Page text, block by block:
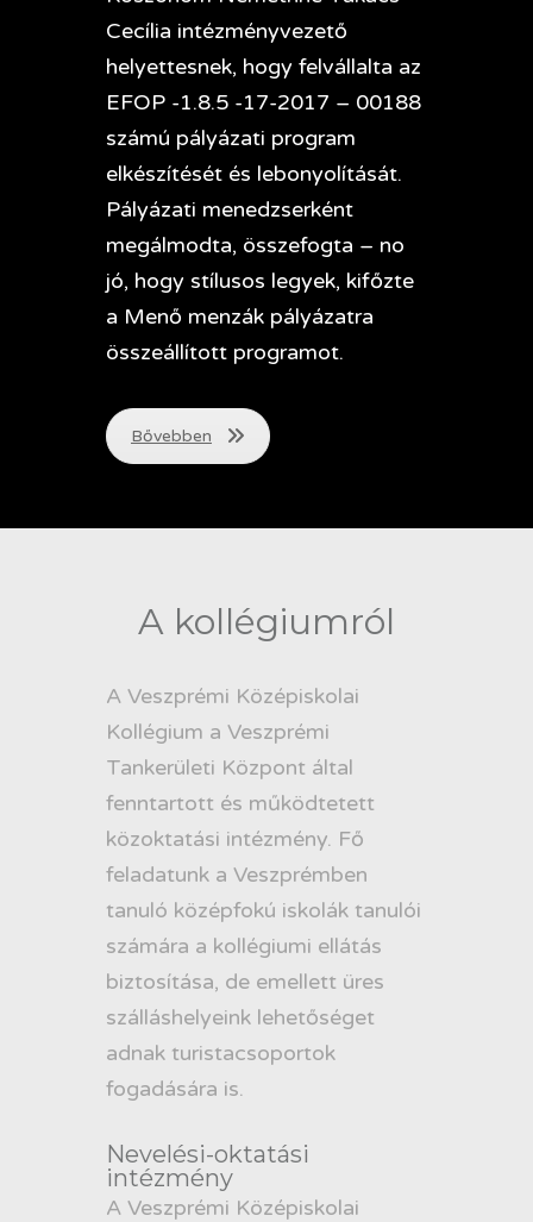
Cecília intézményvezető
helyettesnek, hogy felvállalta az
EFOP -1.8.5 -17-2017 – 00188
számú pályázati program
elkészítését és lebonyolítását.
Pályázati menedzserként
megálmodta, összefogta – no
jó, hogy stílusos legyek, kifőzte
a Menő menzák pályázatra
összeállított programot.
Bővebben
A kollégiumról
A Veszprémi Középiskolai
Kollégium a Veszprémi
Tankerületi Központ által
fenntartott és működtetett
közoktatási intézmény. Fő
feladatunk a Veszprémben
tanuló középfokú iskolák tanulói
számára a kollégiumi ellátás
biztosítása, de emellett üres
szálláshelyeink lehetőséget
adnak turistacsoportok
fogadására is.
Nevelési-oktatási
intézmény
A Veszprémi Középiskolai